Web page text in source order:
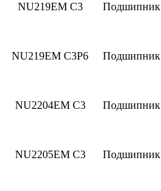
NU219EM C3 Подшипник
NU219EM C3P6 Подшипник
NU2204EM C3 Подшипник
NU2205EM C3 Подшипник